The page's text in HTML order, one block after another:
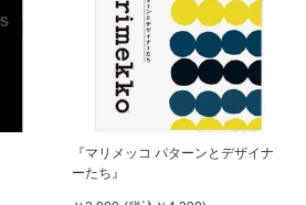
『マリメッコ パターンとデザイナ
ーたち』